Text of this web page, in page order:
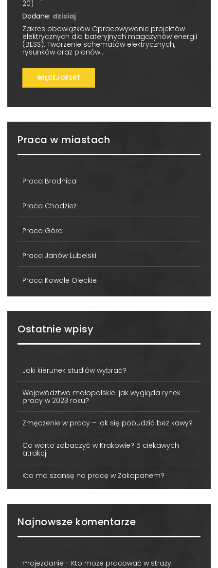
20)
Dodane: dzisiaj
Zakres obowiązków Opracowywanie projektów
elektrycznych dla bateryjnych magazynów energii
(BESS). Tworzenie schematów elektrycznych,
rysunków oraz planów...
WIĘCEJ OFERT
Praca w miastach
Praca Brodnica
Praca Chodzież
Praca Góra
Praca Janów Lubelski
Praca Kowale Oleckie
Ostatnie wpisy
Jaki kierunek studiów wybrać?
Województwo małopolskie: jak wygląda rynek
pracy w 2023 roku?
Zmęczenie w pracy – jak się pobudzić bez kawy?
Co warto zobaczyć w Krakowie? 5 ciekawych
atrakcji
Kto ma szansę na pracę w Zakopanem?
Najnowsze komentarze
mojezdanie - Kto może pracować w straży